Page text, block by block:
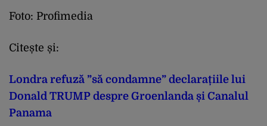
Foto: Profimedia
Citește și:
Londra refuză ”să condamne” declarațiile lui
Donald TRUMP despre Groenlanda și Canalul
Panama